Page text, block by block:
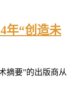
年“创造未
摘要”的出版商从